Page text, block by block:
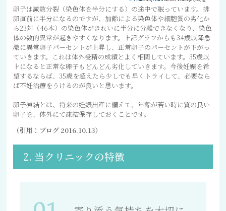
卵子は減数分裂（染色体を半分にする）の途中で眠っています。排
卵直前に半分になるのですが、加齢による染色体や細胞質の劣化か
ら23対（46本）の染色体がきれいに半分に分離できなくなり、染色
体の数的異常が起きやすくなります。上記グラフからも34歳以降急
激に異常卵子パーセントが上昇し、正常卵子のパーセントが下がっ
ていきます。これは体外受精の成績とよく相関しています。35歳以
上になると正常な卵子もどんどん劣化していきます。今後妊娠を希
望するならば、35歳を超えたら少しでも早くトライして、必要なら
ば不妊治療をうけるのが良いと思います。
卵子凍結とは、将来の妊娠出産に備えて、年齢が若い時に質の良い
卵子を、体外にて凍結保存しておくことです。
（引用：ブログ 2016.10.13）
2. 当クリニックの特徴